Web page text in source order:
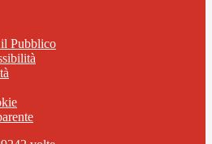
Pubblico